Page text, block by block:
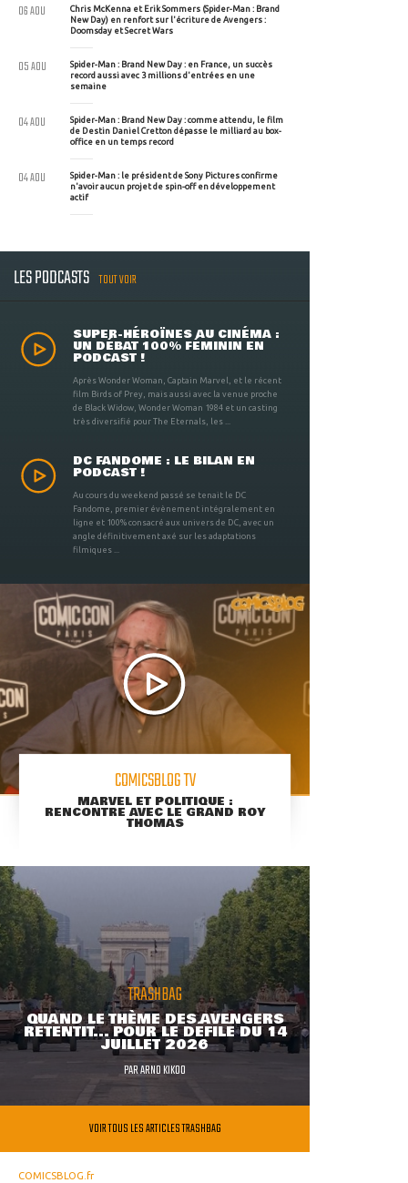
Chris McKenna et Erik Sommers (Spider-Man : Brand
New Day) en renfort sur l'écriture de Avengers :
Doomsday et Secret Wars
06 AOU
Spider-Man : Brand New Day : en France, un succès
record aussi avec 3 millions d'entrées en une
semaine
05 AOU
Spider-Man : Brand New Day : comme attendu, le film
de Destin Daniel Cretton dépasse le milliard au box-
office en un temps record
04 AOU
Spider-Man : le président de Sony Pictures confirme
n'avoir aucun projet de spin-off en développement
actif
04 AOU
LES PODCASTS TOUT VOIR
SUPER-HÉROÏNES AU CINÉMA :
UN DÉBAT 100% FÉMININ EN
PODCAST !
Après Wonder Woman, Captain Marvel, et le récent
film Birds of Prey, mais aussi avec la venue proche
de Black Widow, Wonder Woman 1984 et un casting
très diversifié pour The Eternals, les ...
DC FANDOME : LE BILAN EN
PODCAST !
Au cours du weekend passé se tenait le DC
Fandome, premier évènement intégralement en
ligne et 100% consacré aux univers de DC, avec un
angle définitivement axé sur les adaptations
filmiques ...
COMICSBLOG TV
MARVEL ET POLITIQUE :
RENCONTRE AVEC LE GRAND ROY
THOMAS
TRASHBAG
QUAND LE THÈME DES AVENGERS
RETENTIT... POUR LE DÉFILÉ DU 14
JUILLET 2026
PARARNO KIKOO
VOIR TOUS LES ARTICLES TRASHBAG
COMICSBLOG.fr